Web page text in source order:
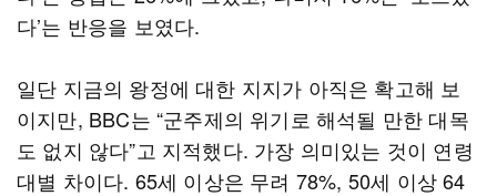
다’는 반응을 보였다.
일단 지금의 왕정에 대한 지지가 아직은 확고해 보
이지만, BBC는 “군주제의 위기로 해석될 만한 대목
도 없지 않다”고 지적했다. 가장 의미있는 것이 연령
대별 차이다. 65세 이상은 무려 78%, 50세 이상 64